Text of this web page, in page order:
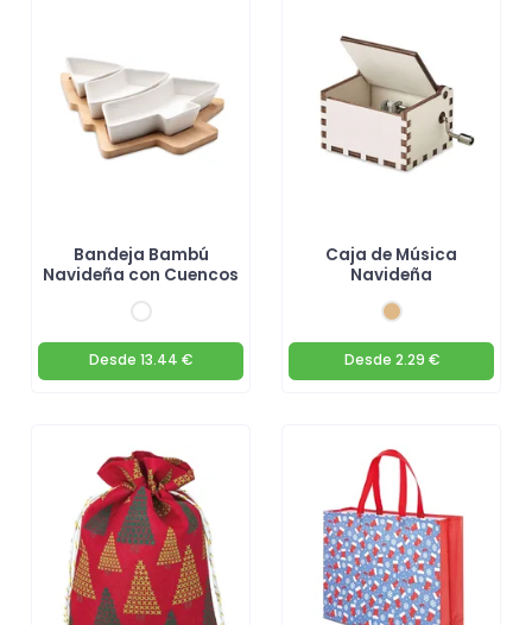
Bandeja Bambú
Navideña con Cuencos
Desde 13.44 €
Caja de Música
Navideña
Desde 2.29 €